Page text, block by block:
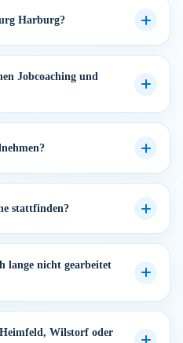
Harburg?
Jobcoaching und
stattfinden?
lange nicht gearbeitet
Wilstorf oder